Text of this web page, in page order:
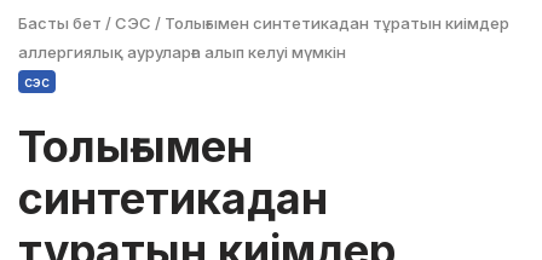
Басты бет /СЭС / Толығымен синтетикадан тұратын киімдер
аллергиялық ауруларға алып келуі мүмкін
сэс
Толығымен
синтетикадан